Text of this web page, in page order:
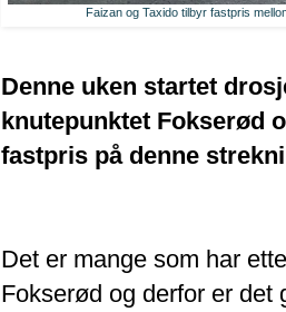
Faizan og Taxido tilbyr fastpris
Denne uken startet
knutepunktet Fokserød
fastpris på denne
Det er mange som har
Fokserød og derfor er det